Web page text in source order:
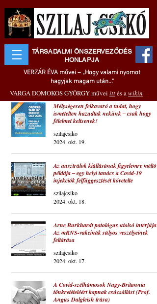
TÁRSADALMI ÖNSZERVEZŐDÉS
HONLAPJA
VERZÁR ÉVA művei – „Hogy valami nyomot
hagyjak magam után..."
VARGA DOMOKOS GYÖRGY művei ittés awikin
Mélységesen felkavaró a tudat, hogy
ismételten hazudtak nekünk ‒ csak hogy
félelmet keltsenek!
szilajcsiko
2024. okt. 19.
Az ausztrálok kiállásának figyelemre méltó
példája ‒ egy helyi tanács a Covid-19
injekciók felfüggesztését követelte
szilajcsiko
2024. okt. 18.
Arne Burkhardt patológus utolsó interjúja ‒
Az mRNS-vakcinák súlyos veszélyeinek
feltárása
szilajcsiko
2024. okt. 17.
A Covid-szélhámosok Nagy-Britannia
tönkretételéért kapnak csúcsállást (Prof.
Angus Dalgleish írása)